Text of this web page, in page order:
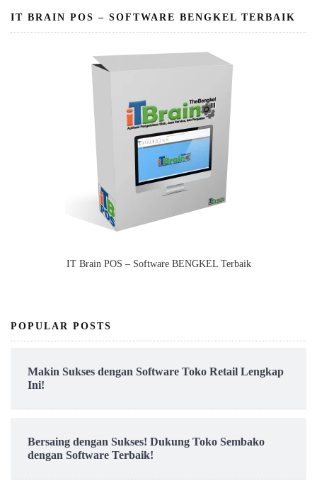
IT BRAIN POS – SOFTWARE BENGKEL TERBAIK
IT Brain POS – Software BENGKEL Terbaik
POPULAR POSTS
Makin Sukses dengan Software Toko Retail Lengkap
Ini!
Bersaing dengan Sukses! Dukung Toko Sembako
dengan Software Terbaik!